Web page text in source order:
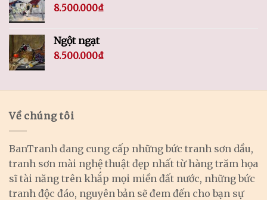
8.500.000₫
Ngột ngạt
8.500.000₫
Về chúng tôi
BanTranh đang cung cấp những bức tranh sơn dầu,
tranh sơn mài nghệ thuật đẹp nhất từ hàng trăm họa
sĩ tài năng trên khắp mọi miền đất nước, những bức
tranh độc đáo, nguyên bản sẽ đem đến cho bạn sự